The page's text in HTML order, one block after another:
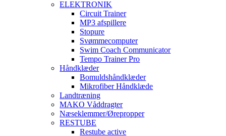
ELEKTRONIK
Circuit Trainer
MP3 afspillere
Stopure
Svømmecomputer
Swim Coach Communicator
Tempo Trainer Pro
Håndklæder
Bomuldshåndklæder
Mikrofiber Håndklæde
Landtræning
MAKO Våddragter
Næseklemmer/Ørepropper
RESTUBE
Restube active